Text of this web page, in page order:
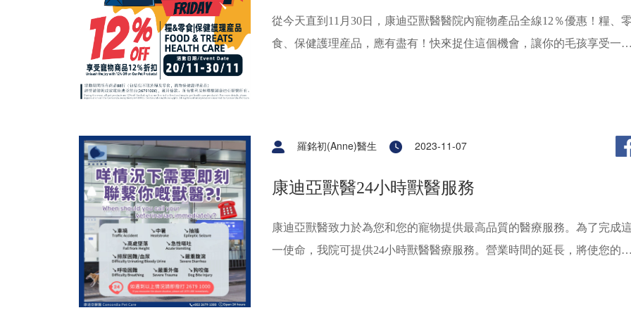
狂歡節
從今天直到11月30日，康迪亞獸醫醫院內寵物產品全線12％優惠！糧、零
食、保健護理産品，應有盡有！快來捉住這個機會，讓你的毛孩享受一個
數量有限，送完即止，趕快行動吧！來康迪亞，讓我們一起慶祝這個充
歡樂的11月！
羅銘初(Anne)醫生 2023-11-07
康迪亞獸醫24小時獸醫服務
康迪亞獸醫致力於為您和您的寵物提供最高品質的醫療服務。為了完成這
一使命，我院可提供24小時獸醫醫療服務。營業時間的延長，將使您的寵